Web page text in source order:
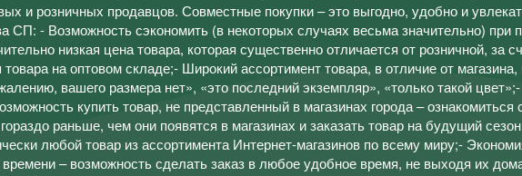
и розничных продавцов. Совместные покупки – это выгодно, удобно и
СП: - Возможность сэкономить (в некоторых случаях весьма значительно) при
низкая цена товара, которая существенно отличается от розничной, за
товара на оптовом складе;- Широкий ассортимент товара, в отличие от магазина,
вашего размера нет», «это последний экземпляр», «только такой цвет»;-
купить товар, не представленный в магазинах города –
раньше, чем они появятся в магазинах и заказать товар на будущий
любой товар из ассортимента Интернет-магазинов по всему миру;-
времени – возможность сделать заказ в любое удобное время, не выходя их